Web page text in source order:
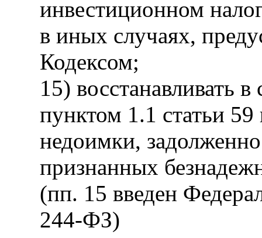
инвестиционном
в иных случаях,
Кодексом;
15) восстанавливать
пунктом 1.1 статьи
недоимки,
признанных
(пп. 15 введен
244-ФЗ)